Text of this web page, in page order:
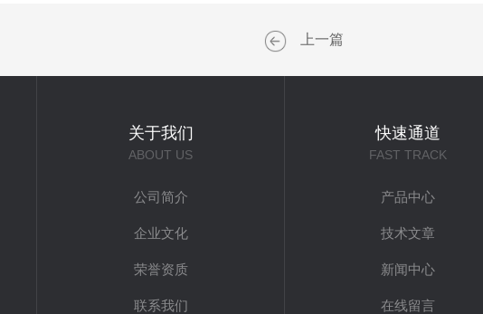
上一篇
关于我们
ABOUT US
公司简介
企业文化
荣誉资质
联系我们
快速通道
FAST TRACK
产品中心
技术文章
新闻中心
在线留言